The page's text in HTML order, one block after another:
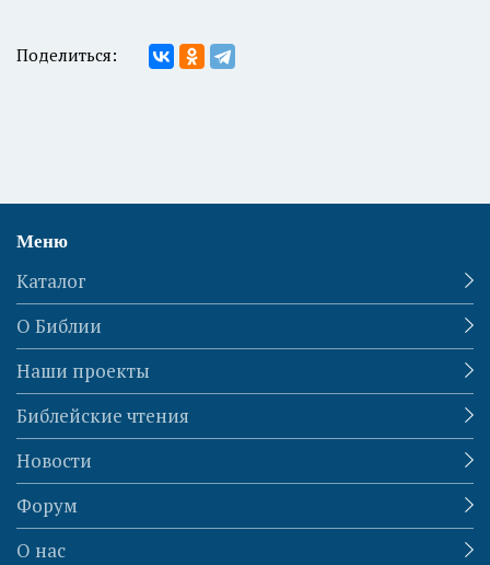
Поделиться:
Меню
Каталог
О Библии
Наши проекты
Библейские чтения
Новости
Форум
О нас